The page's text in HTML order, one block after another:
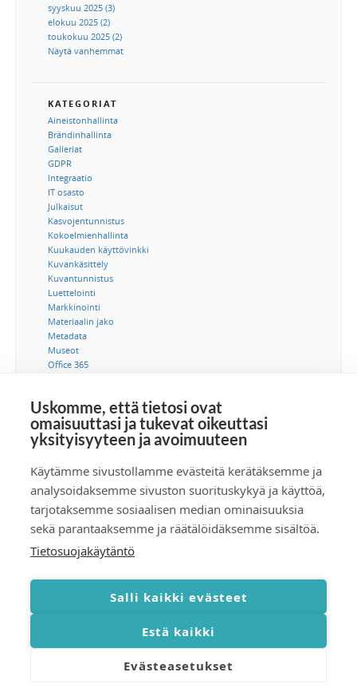
Uskomme, että tietosi ovat
omaisuuttasi ja tukevat oikeuttasi
yksityisyyteen ja avoimuuteen
Käytämme sivustollamme evästeitä kerätäksemme ja
analysoidaksemme sivuston suorituskykyä ja käyttöä,
tarjotaksemme sosiaalisen median ominaisuuksia
sekä parantaaksemme ja räätälöidäksemme sisältöä.
Tietosuojakäytäntö
Salli kaikki evästeet
Estä kaikki
Evästeasetukset
syyskuu 2025 (3)
elokuu 2025 (2)
toukokuu 2025 (2)
Näytä vanhemmat
KATEGORIAT
Aineistonhallinta
Brändinhallinta
Galleriat
GDPR
Integraatio
IT osasto
Julkaisut
Kasvojentunnistus
Kokoelmienhallinta
Kuukauden käyttövinkki
Kuvankäsittely
Kuvantunnistus
Luettelointi
Markkinointi
Materiaalin jako
Metadata
Museot
Office 365
SSO-kertakirjautuminen
Suostumus
Tekijänoikeus
Tekoäly
Tietoturva
Tuotetiedonhallinta
Videot
Viestintä